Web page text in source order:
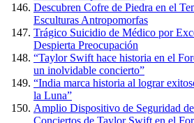
Descubren Cofre de Piedra en el
Esculturas Antropomorfas
Trágico Suicidio de Médico por
Despierta Preocupación
“Taylor Swift hace historia en el
un inolvidable concierto”
“India marca historia al lograr
la Luna”
Amplio Dispositivo de Seguridad
Conciertos de Taylor Swift en el